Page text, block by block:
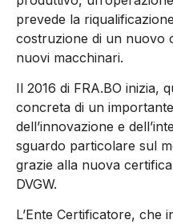
prevede la
costruzione di un nuovo
nuovi macchinari.
Il 2016 di FRA.BO inizia,
concreta di un
dell’innovazione e
sguardo particolare sul
grazie alla nuova
DVGW.
L’Ente Certificatore, che